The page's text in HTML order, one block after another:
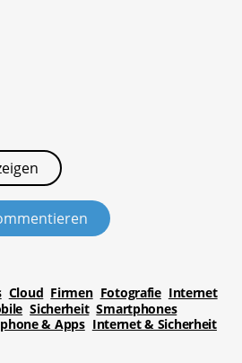
Cloud Firmen Fotografie Internet
Sicherheit Smartphones
& Apps Internet & Sicherheit